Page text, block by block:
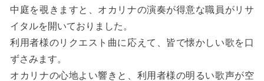
中庭を覗きますと、オカリナの演奏が得意な職員がリサ
イタルを開いておりました。
利用者様のリクエスト曲に応えて、皆で懐かしい歌を口
ずさみます。
オカリナの心地よい響きと、利用者様の明るい歌声が空